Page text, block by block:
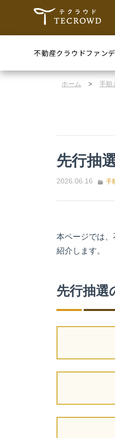
不動産クラウドファン
ホーム > 手順
先行抽
2026.06.16 手
本ページでは
紹介します。
先行抽選